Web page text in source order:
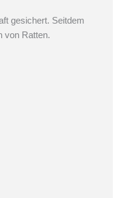
gesichert. Seitdem
von Ratten.